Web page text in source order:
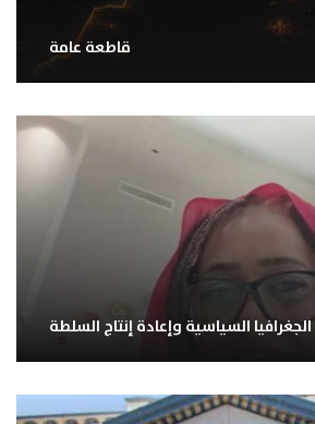
قاطعة عامة
السياسية وإعادة إنتاج السلطة